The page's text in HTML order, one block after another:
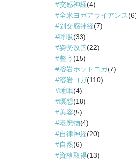
交感神経(4)
全米ヨガアライアンス(6)
副交感神経(7)
呼吸(33)
姿勢改善(22)
整う (15)
溶岩ホットヨガ(7)
溶岩ヨガ(110)
睡眠(4)
瞑想(18)
美容(5)
老廃物(4)
自律神経(20)
自然(6)
資格取得(13)